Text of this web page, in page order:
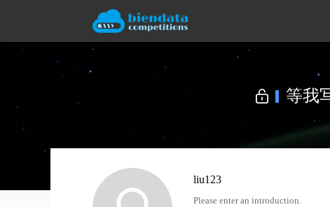
liu123
Please enter an introduction.